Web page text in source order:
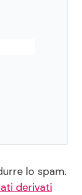
lo spam.
derivati